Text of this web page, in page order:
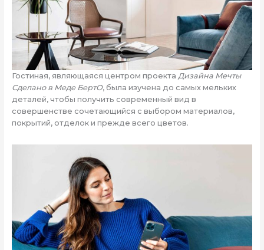
Гостиная, являющаяся центром проекта Дизайна Мечты
Сделано в Меде БертО, была изучена до самых мельких
деталей, чтобы получить современный вид в
совершенстве сочетающийся с выбором материалов,
покрытий, отделок и прежде всего цветов.